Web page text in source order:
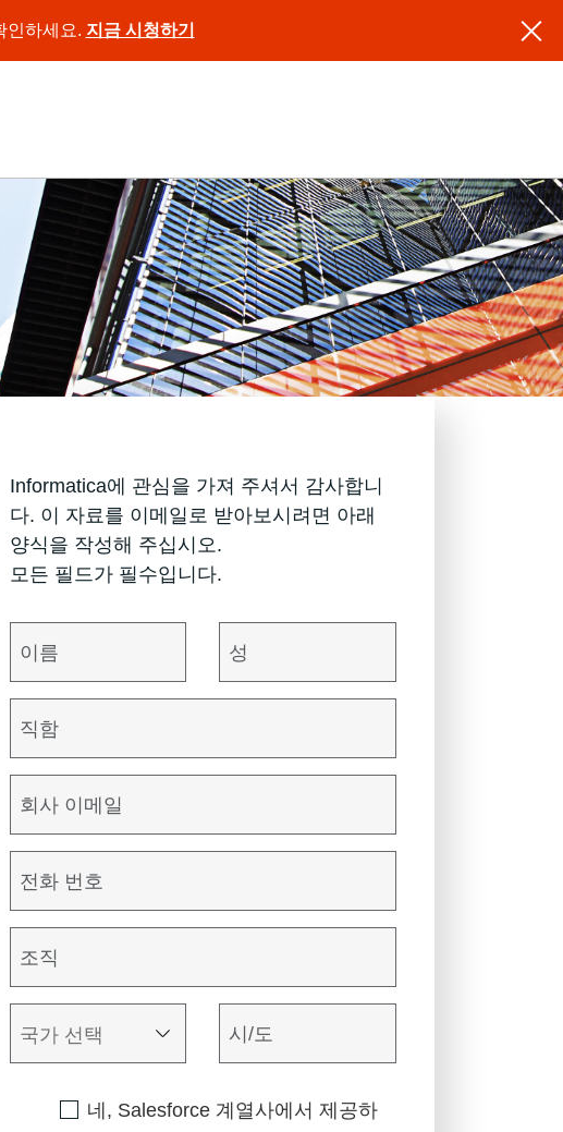
인하세요. 지금 시청하기
Informatica에 관심을 가져 주셔서 감사합니
다. 이 자료를 이메일로 받아보시려면 아래
양식을 작성해 주십시오.
모든 필드가 필수입니다.
네, Salesforce 계열사에서 제공하